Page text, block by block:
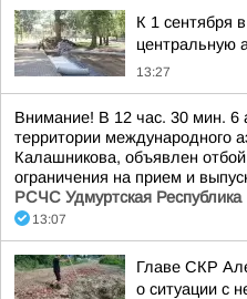
К 1 сентября
центральную
13:27
Внимание! В 12 час. 30 мин. 6
территории международного
Калашникова, объявлен
ограничения на прием и
РСЧС Удмуртская Республика
13:07
Главе СКР
о ситуации с